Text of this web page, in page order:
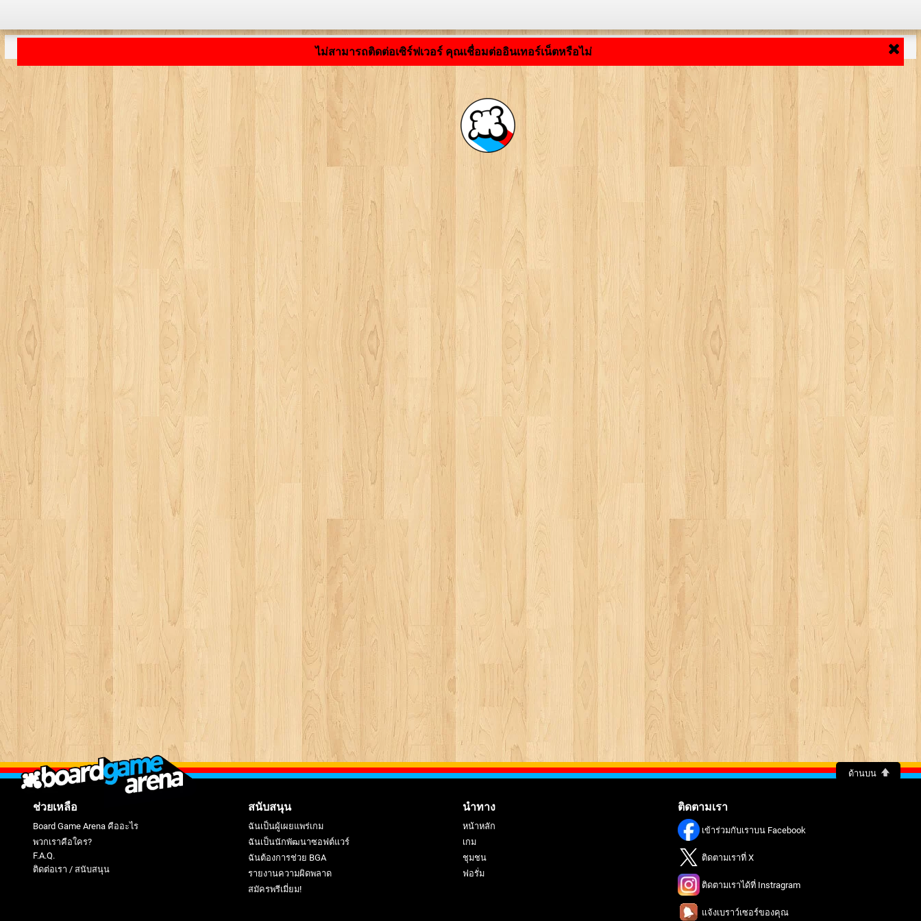
ไม่สามารถติดต่อเซิร์ฟเวอร์ คุณเชื่อมต่ออินเทอร์เน็ตหรือไม่
กำลังโหลดแอปพลิเคชัน ... ...
ด้านบน
ช่วยเหลือ
Board Game Arena คืออะไร
พวกเราคือใคร?
F.A.Q.
ติดต่อเรา / สนับสนุน
สนับสนุน
ฉันเป็นผู้เผยแพร่เกม
ฉันเป็นนักพัฒนาซอฟต์แวร์
ฉันต้องการช่วย BGA
รายงานความผิดพลาด
สมัครพรีเมี่ยม!
นำทาง
หน้าหลัก
เกม
ชุมชน
ฟอรั่ม
ติดตามเรา
เข้าร่วมกับเราบน Facebook
ติดตามเราที่ X
ติดตามเราได้ที่ Instragram
แจ้งเบราว์เซอร์ของคุณ